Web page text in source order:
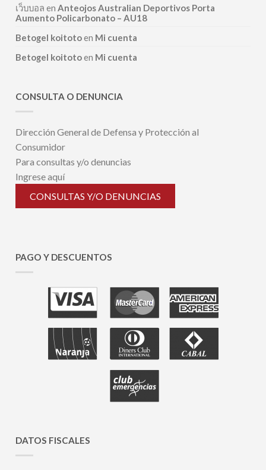
เว็บบอล enAnteojos Australian Deportivos Porta
Aumento Policarbonato – AU18
Betogel koitotoen Mi cuenta
Betogel koitotoen Mi cuenta
CONSULTA O DENUNCIA
Dirección General de Defensa y Protección al
Consumidor
Para consultas y/o denuncias
Ingrese aquí
CONSULTAS Y/O DENUNCIAS
PAGO Y DESCUENTOS
DATOS FISCALES